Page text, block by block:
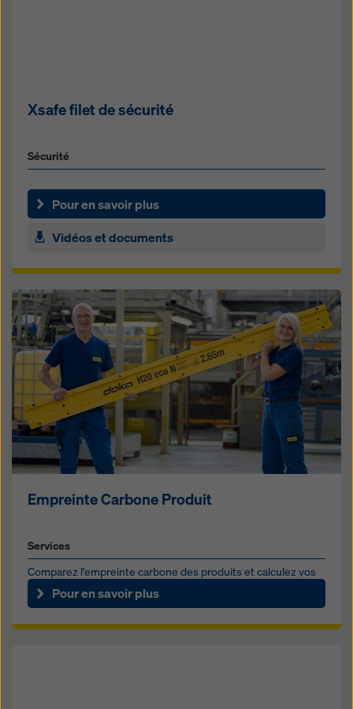
Xsafe filet de sécurité
Sécurité
Pour en savoir plus
Vidéos et documents
Empreinte Carbone Produit
Services
Comparez l'empreinte carbone des produits et calculez vos
émissions de Scope 3.
Pour en savoir plus